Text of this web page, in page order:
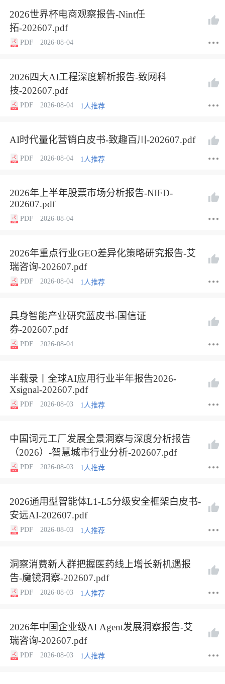
2026世界杯电商观察报告-Nint任
拓-202607.pdf
PDF 2026-08-04
2026四大AI工程深度解析报告-致网科
技-202607.pdf
PDF 2026-08-04 1人推荐
AI时代量化营销白皮书-致趣百川-202607.pdf
PDF 2026-08-04 1人推荐
2026年上半年股票市场分析报告-NIFD-
202607.pdf
PDF 2026-08-04
2026年重点行业GEO差异化策略研究报告-艾
瑞咨询-202607.pdf
PDF 2026-08-04 1人推荐
具身智能产业研究蓝皮书-国信证
券-202607.pdf
PDF 2026-08-04
半载录丨全球AI应用行业半年报告2026-
Xsignal-202607.pdf
PDF 2026-08-03 1人推荐
中国词元工厂发展全景洞察与深度分析报告
（2026）-智慧城市行业分析-202607.pdf
PDF 2026-08-03 1人推荐
2026通用型智能体L1-L5分级安全框架白皮书-
安远AI-202607.pdf
PDF 2026-08-03 1人推荐
洞察消费新人群把握医药线上增长新机遇报
告-魔镜洞察-202607.pdf
PDF 2026-08-03 1人推荐
2026年中国企业级AI Agent发展洞察报告-艾
瑞咨询-202607.pdf
PDF 2026-08-03 1人推荐